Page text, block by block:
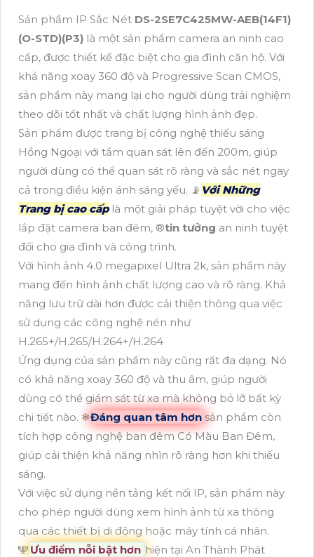
Sản phẩm IP Sắc Nét DS-2SE7C425MW-AEB(14F1)
(O-STD)(P3) là một sản phẩm camera an ninh cao
cấp, được thiết kế đặc biệt cho gia đình căn hộ. Với
khả năng xoay 360 độ và Progressive Scan CMOS,
sản phẩm này mang lại cho người dùng trải nghiệm
theo dõi tốt nhất và chất lượng hình ảnh đẹp.
Sản phẩm được trang bị công nghệ thiếu sáng
Hồng Ngoại với tầm quan sát lên đến 200m, giúp
người dùng có thể quan sát rõ ràng và sắc nét ngay
cả trong điều kiện ánh sáng yếu. 📡 Với Những
Trang bị cao cấplà một giải pháp tuyệt vời cho việc
lắp đặt camera ban đêm, ®️tin tưởng an ninh tuyệt
đối cho gia đình và công trình.
Với hình ảnh 4.0 megapixel Ultra 2k, sản phẩm này
mang đến hình ảnh chất lượng cao và rõ ràng. Khả
năng lưu trữ dài hơn được cải thiện thông qua việc
sử dụng các công nghệ nén như
H.265+/H.265/H.264+/H.264
Ứng dụng của sản phẩm này cũng rất đa dạng. Nó
có khả năng xoay 360 độ và thu âm, giúp người
dùng có thể giám sát từ xa mà không bỏ lỡ bất kỳ
chi tiết nào. ❄Đáng quan tâm hơn sản phẩm còn
tích hợp công nghệ ban đêm Có Màu Ban Đêm,
giúp cải thiện khả năng nhìn rõ ràng hơn khi thiếu
sáng.
Với việc sử dụng nền tảng kết nối IP, sản phẩm này
cho phép người dùng xem hình ảnh từ xa thông
qua các thiết bị di động hoặc máy tính cá nhân.
🕎 Ưu điểm nỗi bật hơn hiện tại An Thành Phát